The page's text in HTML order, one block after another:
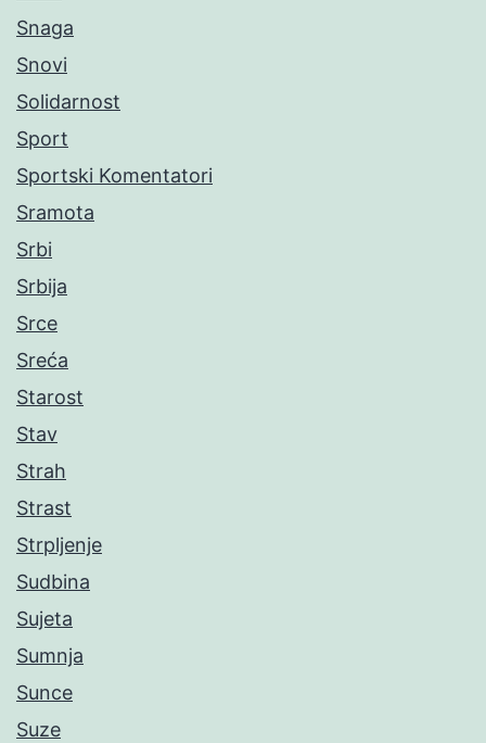
Snaga
Snovi
Solidarnost
Sport
Sportski Komentatori
Sramota
Srbi
Srbija
Srce
Sreća
Starost
Stav
Strah
Strast
Strpljenje
Sudbina
Sujeta
Sumnja
Sunce
Suze